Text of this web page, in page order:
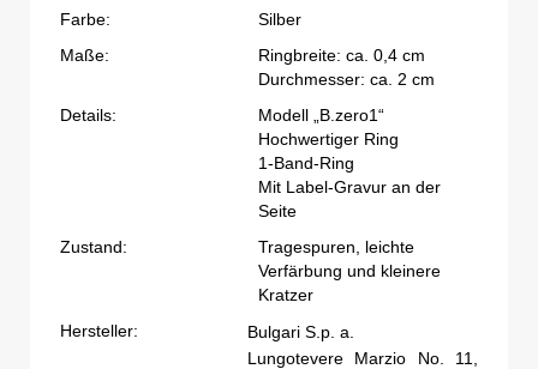
Farbe:
Silber
Maße:
Ringbreite: ca. 0,4 cm
Durchmesser: ca. 2 cm
Details:
Modell „B.zero1“
Hochwertiger Ring
1-Band-Ring
Mit Label-Gravur an der
Seite
Zustand:
Tragespuren, leichte
Verfärbung und kleinere
Kratzer
Hersteller:
Bulgari S.p. a.
Lungotevere Marzio No. 11,